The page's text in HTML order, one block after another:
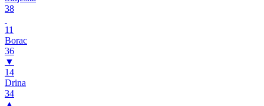
38
11
Borac
36
▼
14
Drina
34
▲